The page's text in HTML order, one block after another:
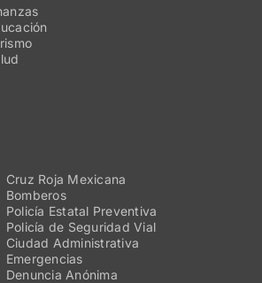
Cruz Roja Mexicana
Bomberos
Policía Estatal Preventiva
Policía de Seguridad Vial
Ciudad Administrativa
Emergencias
Denuncia Anónima